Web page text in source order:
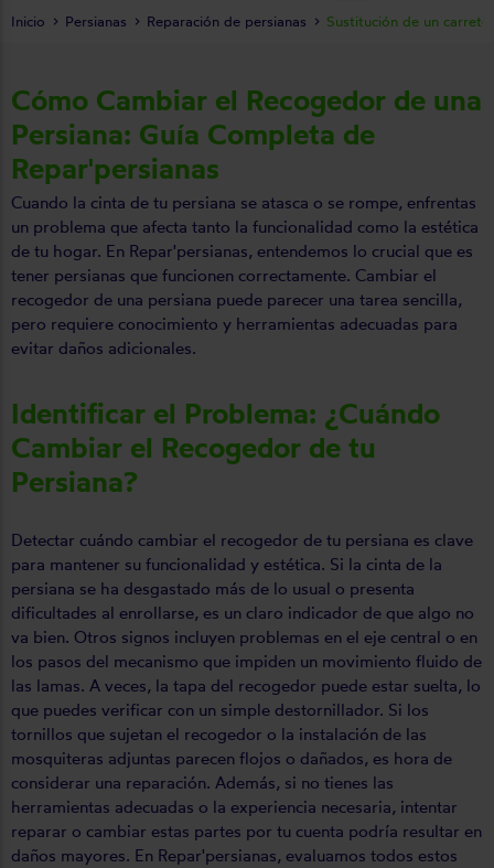
Cómo Cambiar el Recogedor de una
Persiana: Guía Completa de
Repar'persianas
Cuando la cinta de tu persiana se atasca o se rompe, enfrentas
un problema que afecta tanto la funcionalidad como la estética
de tu hogar. En Repar'persianas, entendemos lo crucial que es
tener persianas que funcionen correctamente. Cambiar el
recogedor de una persiana puede parecer una tarea sencilla,
pero requiere conocimiento y herramientas adecuadas para
evitar daños adicionales.
Identificar el Problema: ¿Cuándo
Cambiar el Recogedor de tu
Persiana?
Detectar cuándo cambiar el recogedor de tu persiana es clave
para mantener su funcionalidad y estética. Si la cinta de la
persiana se ha desgastado más de lo usual o presenta
dificultades al enrollarse, es un claro indicador de que algo no
va bien. Otros signos incluyen problemas en el eje central o en
los pasos del mecanismo que impiden un movimiento fluido de
las lamas. A veces, la tapa del recogedor puede estar suelta, lo
que puedes verificar con un simple destornillador. Si los
tornillos que sujetan el recogedor o la instalación de las
mosquiteras adjuntas parecen flojos o dañados, es hora de
considerar una reparación. Además, si no tienes las
herramientas adecuadas o la experiencia necesaria, intentar
reparar o cambiar estas partes por tu cuenta podría resultar en
daños mayores. En Repar'persianas, evaluamos todos estos
Inicio Persianas Reparación de persianas Sustitución de un